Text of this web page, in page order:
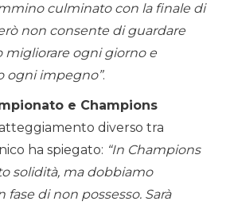
culminato con la finale di
non consente di guardare
migliorare ogni giorno e
ogni impegno”.
e Champions
diverso tra
ha spiegato: “In Champions
solidità, ma dobbiamo
fase di non possesso. Sarà